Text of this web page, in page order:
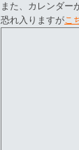
また、カレンダー
恐れ入りますがこ